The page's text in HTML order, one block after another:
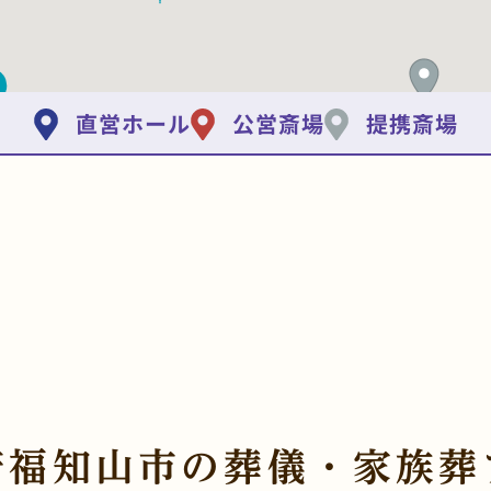
直営ホール 公営斎場 提携斎場
知山市の 葬儀・家族